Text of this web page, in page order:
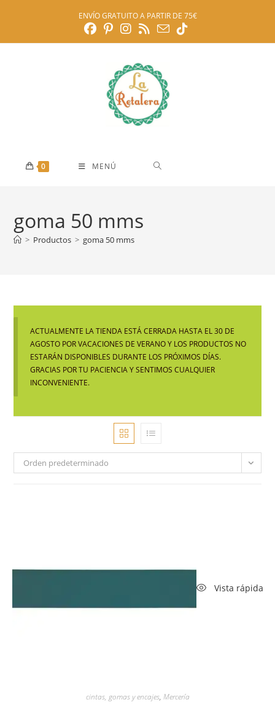
ENVÍO GRATUITO A PARTIR DE 75€
0 MENÚ
goma 50 mms
> Productos > goma 50 mms
ACTUALMENTE LA TIENDA ESTÁ CERRADA HASTA EL 30 DE
AGOSTO POR VACACIONES DE VERANO Y LOS PRODUCTOS NO
ESTARÁN DISPONIBLES DURANTE LOS PRÓXIMOS DÍAS.
GRACIAS POR TU PACIENCIA Y SENTIMOS CUALQUIER
INCONVENIENTE.
Orden predeterminado
Vista rápida
cintas, gomas y encajes, Mercería